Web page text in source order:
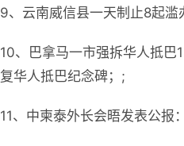
9、云南威信县一天制止8起
10、巴拿马一市强拆华人抵
复华人抵巴纪念碑；;
11、中柬泰外长会晤发表公报